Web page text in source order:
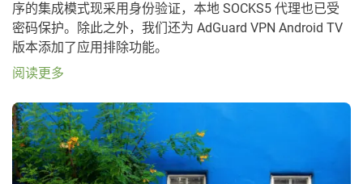
序的集成模式现采用身份验证，本地 SOCKS5 代理也已受
密码保护。除此之外，我们还为 AdGuard VPN Android TV
版本添加了应用排除功能。
阅读更多